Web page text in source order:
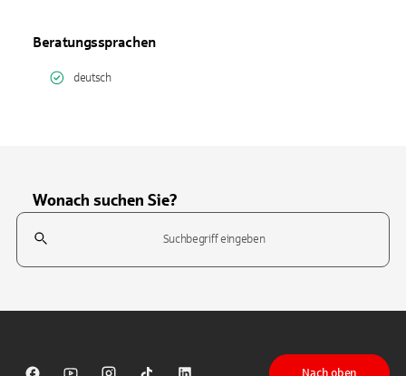
Beratungssprachen
deutsch
Wonach suchen Sie?
Suchfeld
Nach oben